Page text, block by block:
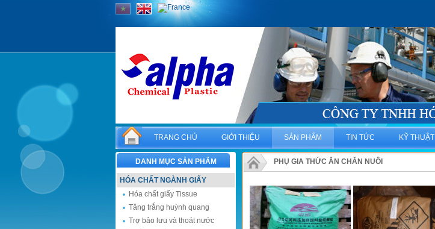
TRANG CHỦ GIỚI THIỆU SẢN PHẨM TIN TỨC KỸ THUẬT
DANH MỤC SẢN PHẨM
HÓA CHẤT NGÀNH GIẤY
Hóa chất giấy Tissue
Tăng trắng huỳnh quang
Trợ bảo lưu và thoát nước
PHỤ GIA THỨC ĂN CHĂN NUÔI